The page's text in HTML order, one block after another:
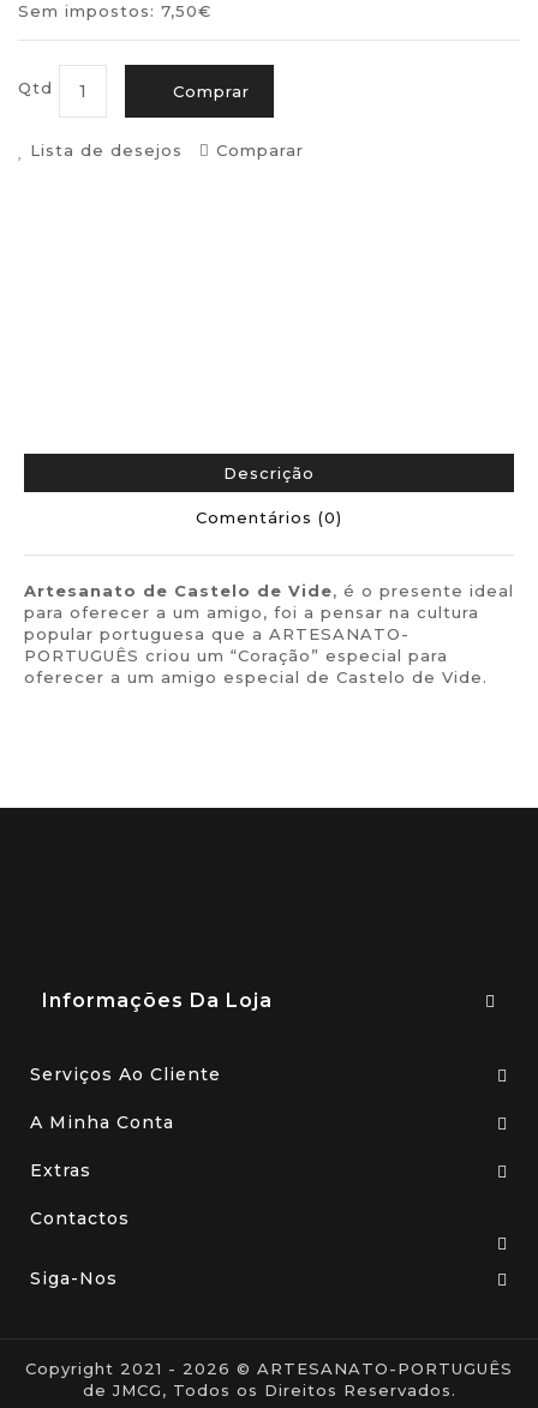
Sem impostos: 7,50€
Qtd Comprar
Lista de desejos Comparar
Descrição
Comentários (0)
Artesanato de Castelo de Vide, é o presente ideal
para oferecer a um amigo, foi a pensar na cultura
popular portuguesa que a ARTESANATO-
PORTUGUÊS criou um “Coração” especial para
oferecer a um amigo especial de Castelo de Vide.
Informações Da Loja
Serviços Ao Cliente
A Minha Conta
Extras
Contactos
Siga-Nos
Copyright 2021 - 2026 © ARTESANATO-PORTUGUÊS
de JMCG, Todos os Direitos Reservados.